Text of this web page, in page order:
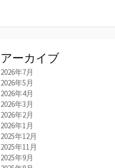
アーカイブ
2026年7月
2026年5月
2026年4月
2026年3月
2026年2月
2026年1月
2025年12月
2025年11月
2025年9月